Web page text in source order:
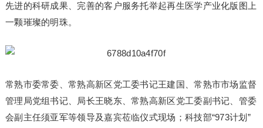
先进的科研成果、完善的客户服务托举起再生医学产业化版图上
一颗璀璨的明珠。
常熟市委常委、常熟高新区党工委书记王建国、常熟市市场监督
管理局党组书记、局长王晓东、常熟高新区党工委副书记、管委
会副主任须亚军等领导及嘉宾莅临仪式现场；科技部“973计划”